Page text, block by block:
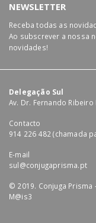
NEWSLETTER
Receba todas as
Ao subscrever a nossa
novidades!
Delegação Sul
Av. Dr. Fernando Ribeiro
Contacto
914 226 482 (chamada
E-mail
sul@conjugaprisma.pt
© 2019. Conjuga Prisma
M@is3